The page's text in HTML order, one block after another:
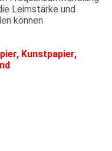
Leimstärke und
können
Kunstpapier,